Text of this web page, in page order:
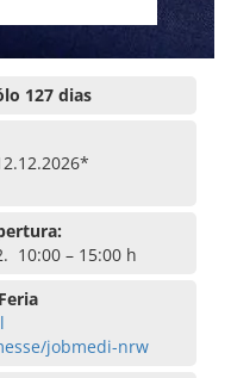
127 dias
10:00 – 15:00 h
jobmedi-nrw